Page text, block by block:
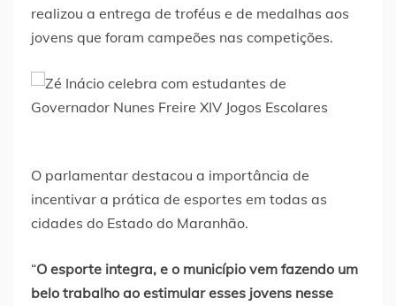
realizou a entrega de troféus e de medalhas aos
jovens que foram campeões nas competições.
O parlamentar destacou a importância de
incentivar a prática de esportes em todas as
cidades do Estado do Maranhão.
“O esporte integra, e o município vem fazendo um
belo trabalho ao estimular esses jovens nesse